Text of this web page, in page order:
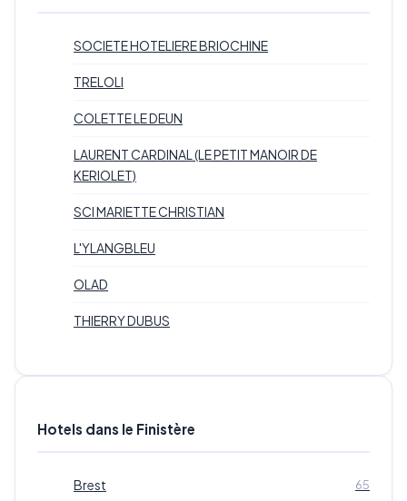
SOCIETE HOTELIERE BRIOCHINE
TRELOLI
COLETTE LE DEUN
LAURENT CARDINAL (LE PETIT MANOIR DE
KERIOLET)
SCI MARIETTE CHRISTIAN
L'YLANGBLEU
OLAD
THIERRY DUBUS
Hotels dans le Finistère
Brest 65